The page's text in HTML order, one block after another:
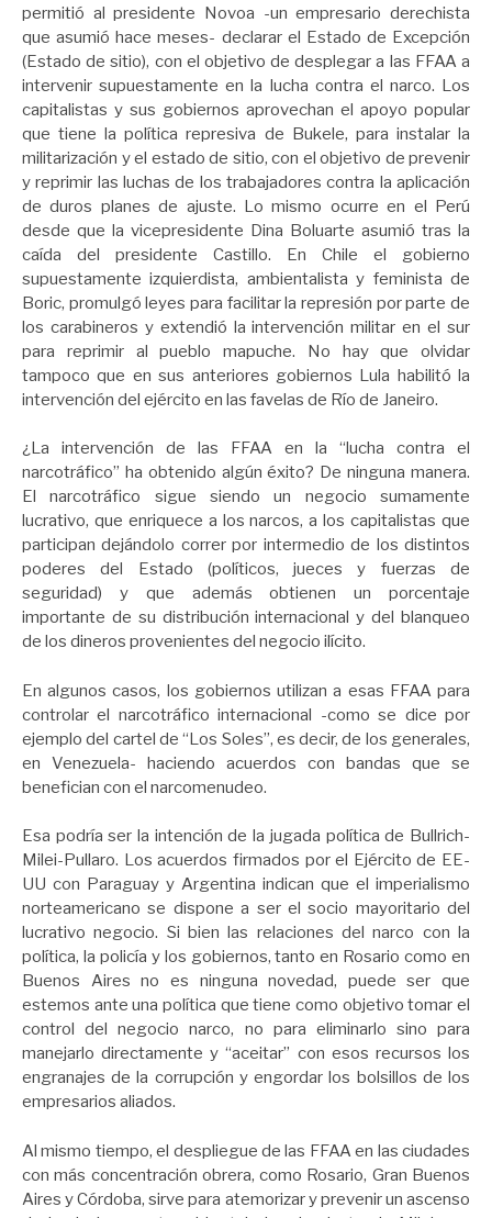
permitió al presidente Novoa -un empresario derechista
que asumió hace meses- declarar el Estado de Excepción
(Estado de sitio), con el objetivo de desplegar a las FFAA a
intervenir supuestamente en la lucha contra el narco. Los
capitalistas y sus gobiernos aprovechan el apoyo popular
que tiene la política represiva de Bukele, para instalar la
militarización y el estado de sitio, con el objetivo de prevenir
y reprimir las luchas de los trabajadores contra la aplicación
de duros planes de ajuste. Lo mismo ocurre en el Perú
desde que la vicepresidente Dina Boluarte asumió tras la
caída del presidente Castillo. En Chile el gobierno
supuestamente izquierdista, ambientalista y feminista de
Boric, promulgó leyes para facilitar la represión por parte de
los carabineros y extendió la intervención militar en el sur
para reprimir al pueblo mapuche. No hay que olvidar
tampoco que en sus anteriores gobiernos Lula habilitó la
intervención del ejército en las favelas de Río de Janeiro.
¿La intervención de las FFAA en la “lucha contra el
narcotráfico” ha obtenido algún éxito? De ninguna manera.
El narcotráfico sigue siendo un negocio sumamente
lucrativo, que enriquece a los narcos, a los capitalistas que
participan dejándolo correr por intermedio de los distintos
poderes del Estado (políticos, jueces y fuerzas de
seguridad) y que además obtienen un porcentaje
importante de su distribución internacional y del blanqueo
de los dineros provenientes del negocio ilícito.
En algunos casos, los gobiernos utilizan a esas FFAA para
controlar el narcotráfico internacional -como se dice por
ejemplo del cartel de “Los Soles”, es decir, de los generales,
en Venezuela- haciendo acuerdos con bandas que se
benefician con el narcomenudeo.
Esa podría ser la intención de la jugada política de Bullrich-
Milei-Pullaro. Los acuerdos firmados por el Ejército de EE-
UU con Paraguay y Argentina indican que el imperialismo
norteamericano se dispone a ser el socio mayoritario del
lucrativo negocio. Si bien las relaciones del narco con la
política, la policía y los gobiernos, tanto en Rosario como en
Buenos Aires no es ninguna novedad, puede ser que
estemos ante una política que tiene como objetivo tomar el
control del negocio narco, no para eliminarlo sino para
manejarlo directamente y “aceitar” con esos recursos los
engranajes de la corrupción y engordar los bolsillos de los
empresarios aliados.
Al mismo tiempo, el despliegue de las FFAA en las ciudades
con más concentración obrera, como Rosario, Gran Buenos
Aires y Córdoba, sirve para atemorizar y prevenir un ascenso